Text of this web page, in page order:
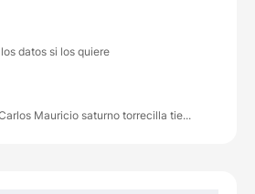
datos si los quiere
Mauricio saturno torrecilla tie...